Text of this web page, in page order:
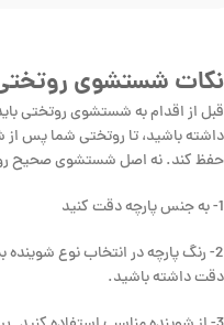
نکات شستشوی
قبل از اقدام به شستشوی روتختی
داشته باشید، تا روتختی شما پس از
حفظ کند. نه اصل شستشوی صحیح
1- به جنس پارچه دقت کنید
2- رنگ پارچه در انتخاب نوع
دقت داشته باشید.